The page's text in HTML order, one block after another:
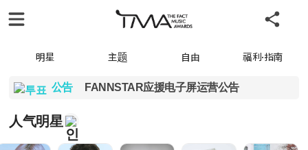
明星 主题 自由 福利·指南
公告 FANNSTAR应援电子屏运营公告
人气明星